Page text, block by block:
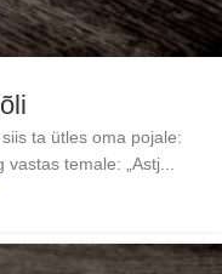
ta ütles oma pojale:
temale: „Astj...